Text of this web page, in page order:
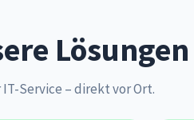
Service – direkt vor Ort.